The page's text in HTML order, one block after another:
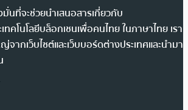
นที่จะช่วยนำเสนอสารเกี่ยวกับ
ทคโนโลยีบล็อกเชนเพื่อคนไทย ในภาษาไทย เรา
ากเว็บไซต์และเว็บบอร์ดต่างประเทศและนำมา